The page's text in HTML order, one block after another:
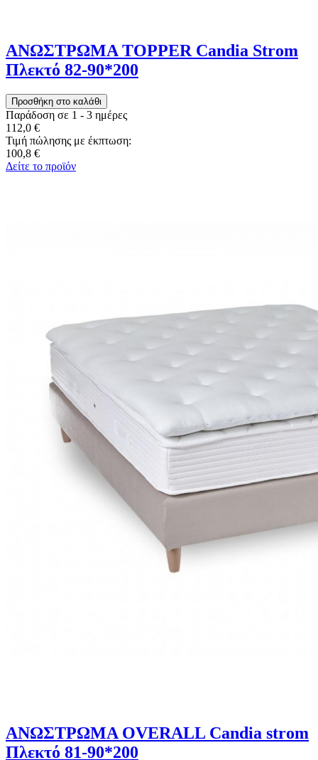
ΑΝΩΣΤΡΩΜΑ TOPPER Candia Strom
Πλεκτό 82-90*200
Παράδοση σε 1 - 3 ημέρες
112,0 €
Τιμή πώλησης με έκπτωση:
100,8 €
Δείτε το προϊόν
ΑΝΩΣΤΡΩΜΑ OVERALL Candia strom
Πλεκτό 81-90*200